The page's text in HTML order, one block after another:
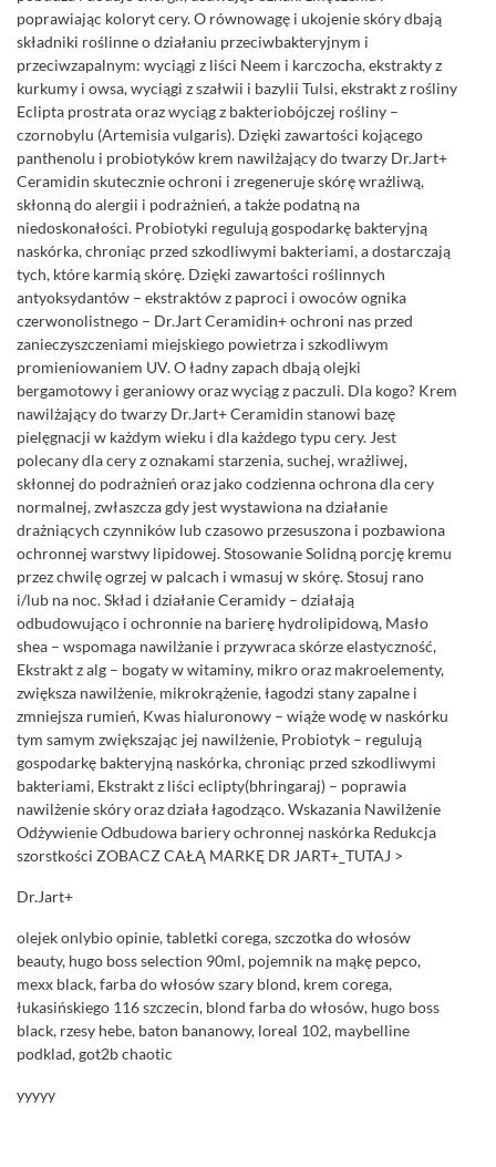
poprawiając koloryt cery. O równowagę i ukojenie skóry dbają
składniki roślinne o działaniu przeciwbakteryjnym i
przeciwzapalnym: wyciągi z liści Neem i karczocha, ekstrakty z
kurkumy i owsa, wyciągi z szałwii i bazylii Tulsi, ekstrakt z rośliny
Eclipta prostrata oraz wyciąg z bakteriobójczej rośliny –
czornobylu (Artemisia vulgaris). Dzięki zawartości kojącego
panthenolu i probiotyków krem nawilżający do twarzy Dr.Jart+
Ceramidin skutecznie ochroni i zregeneruje skórę wrażliwą,
skłonną do alergii i podrażnień, a także podatną na
niedoskonałości. Probiotyki regulują gospodarkę bakteryjną
naskórka, chroniąc przed szkodliwymi bakteriami, a dostarczają
tych, które karmią skórę. Dzięki zawartości roślinnych
antyoksydantów – ekstraktów z paproci i owoców ognika
czerwonolistnego – Dr.Jart Ceramidin+ ochroni nas przed
zanieczyszczeniami miejskiego powietrza i szkodliwym
promieniowaniem UV. O ładny zapach dbają olejki
bergamotowy i geraniowy oraz wyciąg z paczuli. Dla kogo? Krem
nawilżający do twarzy Dr.Jart+ Ceramidin stanowi bazę
pielęgnacji w każdym wieku i dla każdego typu cery. Jest
polecany dla cery z oznakami starzenia, suchej, wrażliwej,
skłonnej do podrażnień oraz jako codzienna ochrona dla cery
normalnej, zwłaszcza gdy jest wystawiona na działanie
drażniących czynników lub czasowo przesuszona i pozbawiona
ochronnej warstwy lipidowej. Stosowanie Solidną porcję kremu
przez chwilę ogrzej w palcach i wmasuj w skórę. Stosuj rano
i/lub na noc. Skład i działanie Ceramidy – działają
odbudowująco i ochronnie na barierę hydrolipidową, Masło
shea – wspomaga nawilżanie i przywraca skórze elastyczność,
Ekstrakt z alg – bogaty w witaminy, mikro oraz makroelementy,
zwiększa nawilżenie, mikrokrążenie, łagodzi stany zapalne i
zmniejsza rumień, Kwas hialuronowy – wiąże wodę w naskórku
tym samym zwiększając jej nawilżenie, Probiotyk – regulują
gospodarkę bakteryjną naskórka, chroniąc przed szkodliwymi
bakteriami, Ekstrakt z liści eclipty(bhringaraj) – poprawia
nawilżenie skóry oraz działa łagodząco. Wskazania Nawilżenie
Odżywienie Odbudowa bariery ochronnej naskórka Redukcja
szorstkości ZOBACZ CAŁĄ MARKĘ DR JART+_TUTAJ >
Dr.Jart+
olejek onlybio opinie, tabletki corega, szczotka do włosów
beauty, hugo boss selection 90ml, pojemnik na mąkę pepco,
mexx black, farba do włosów szary blond, krem corega,
łukasińskiego 116 szczecin, blond farba do włosów, hugo boss
black, rzesy hebe, baton bananowy, loreal 102, maybelline
podklad, got2b chaotic
yyyyy